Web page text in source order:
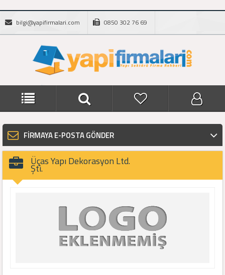
bilgi@yapifirmalari.com 0850 302 76 69
FİRMAYA E-POSTA GÖNDER
Üças Yapı Dekorasyon Ltd.
Şti.